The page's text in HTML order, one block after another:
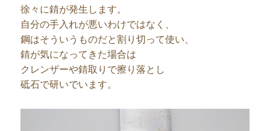
徐々に錆が発生します。
自分の手入れが悪いわけではなく、
鋼はそういうものだと割り切って使い、
錆が気になってきた場合は
クレンザーや錆取りで擦り落とし
砥石で研いでいます。